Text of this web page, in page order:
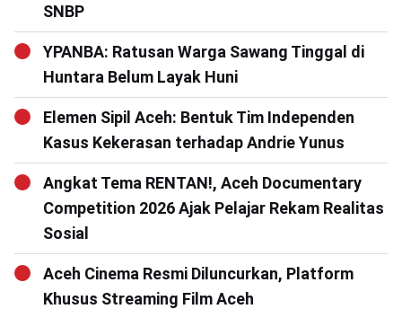
SNBP
YPANBA: Ratusan Warga Sawang Tinggal di
Huntara Belum Layak Huni
Elemen Sipil Aceh: Bentuk Tim Independen
Kasus Kekerasan terhadap Andrie Yunus
Angkat Tema RENTAN!, Aceh Documentary
Competition 2026 Ajak Pelajar Rekam Realitas
Sosial
Aceh Cinema Resmi Diluncurkan, Platform
Khusus Streaming Film Aceh